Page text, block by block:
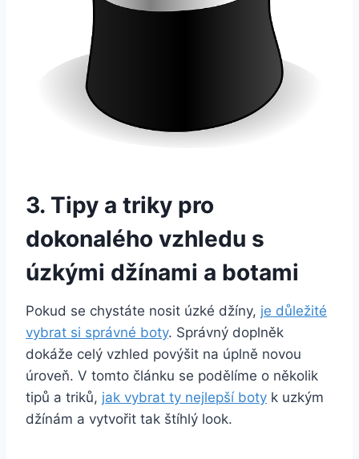
3. ⁤Tipy a triky pro
dokonalého vzhledu s
úzkými džínami a botami
Pokud se chystáte nosit úzké ‍džíny, je důležité
vybrat si správné boty. Správný doplněk
dokáže celý​ vzhled povýšit na úplně novou
úroveň. V⁣ tomto ‍článku se podělíme o několik
tipů a​ triků, jak vybrat ty nejlepší boty k uzkým
džínám a vytvořit tak štíhlý look.